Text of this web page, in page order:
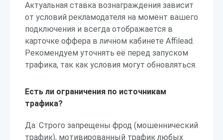
Актуальная ставка вознаграждения зависит
от условий рекламодателя на момент вашего
подключения и всегда отображается в
карточке оффера в личном кабинете Affilead.
Рекомендуем уточнять её перед запуском
трафика, так как условия могут обновляться.
Есть ли ограничения по источникам
трафика?
Да. Строго запрещены фрод (мошеннический
трафик), мотивированный трафик любых